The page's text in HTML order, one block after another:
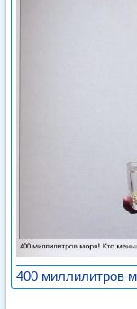
400 миллилитров